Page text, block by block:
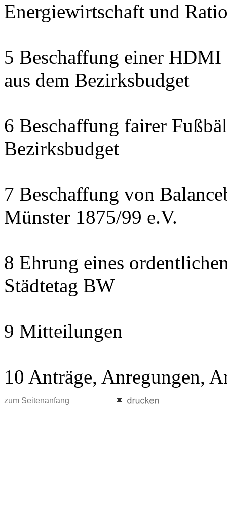
Energiewirtschaft und
5 Beschaffung einer
aus dem Bezirksbudget
6 Beschaffung fairer
Bezirksbudget
7 Beschaffung von
Münster 1875/99 e.V.
8 Ehrung eines
Städtetag BW
9 Mitteilungen
10 Anträge, Anregungen,
zum Seitenanfang